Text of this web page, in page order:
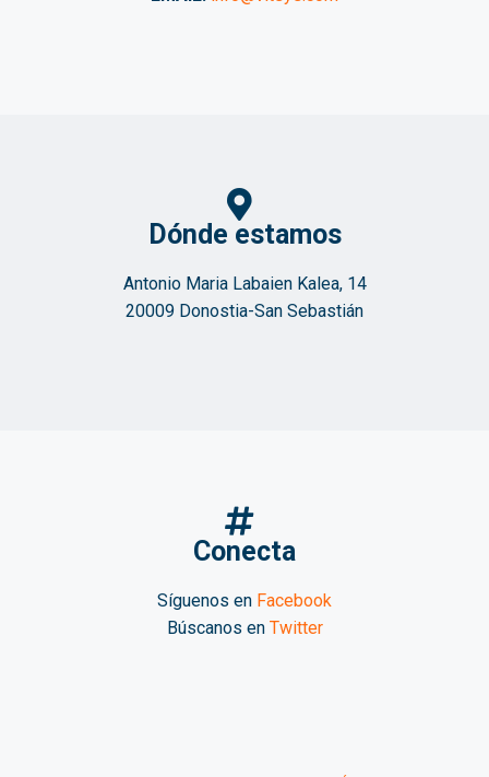
Dónde estamos
Antonio Maria Labaien Kalea, 14
20009 Donostia-San Sebastián
Conecta
Síguenos en Facebook
Búscanos en Twitter